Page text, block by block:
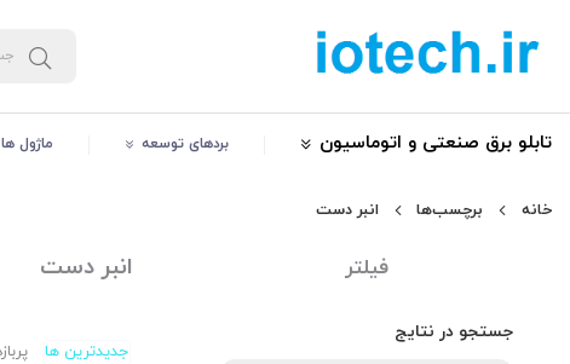
تابلو برق صنعتی و اتوماسیون بردهای توسعه ماژول ها
خانه برچسب‌ها انبر دست
فیلتر
جستجو در نتایج
انبر دست
جدیدترین ها